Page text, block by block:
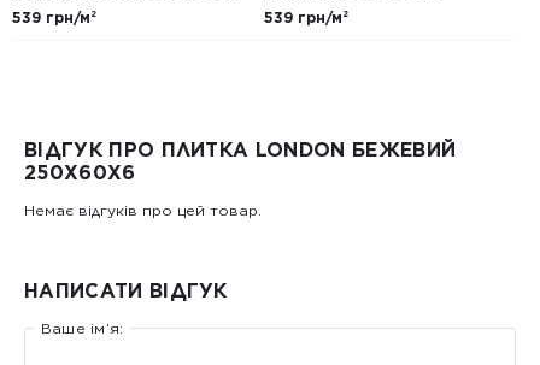
539 грн/м²
539 грн/м²
ВІДГУК ПРО ПЛИТКА LONDON БЕЖЕВИЙ
250Х60Х6
Немає відгуків про цей товар.
НАПИСАТИ ВІДГУК
Ваше ім’я: